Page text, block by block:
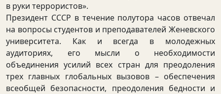
в руки террористов».
Президент СССР в течение полутора часов отвечал
на вопросы студентов и преподавателей Женевского
университета. Как и всегда в молодежных
аудиториях, его мысли о необходимости
объединения усилий всех стран для преодоления
трех главных глобальных вызовов – обеспечения
всеобщей безопасности, преодоления бедности и